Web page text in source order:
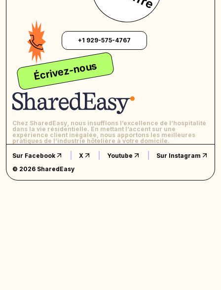
Écrivez-nous
+1 929-575-4767
Chez SharedEasy, nous insufflons l’excellence de l’hospitalité
dans la vie résidentielle. En mettant l’accent sur une
expérience client inégalée, nous apportons les meilleures
pratiques de l’industrie hôtelière à votre domicile.
Sur Facebook
X Youtube
Sur Instagram
© 2026 SharedEasy